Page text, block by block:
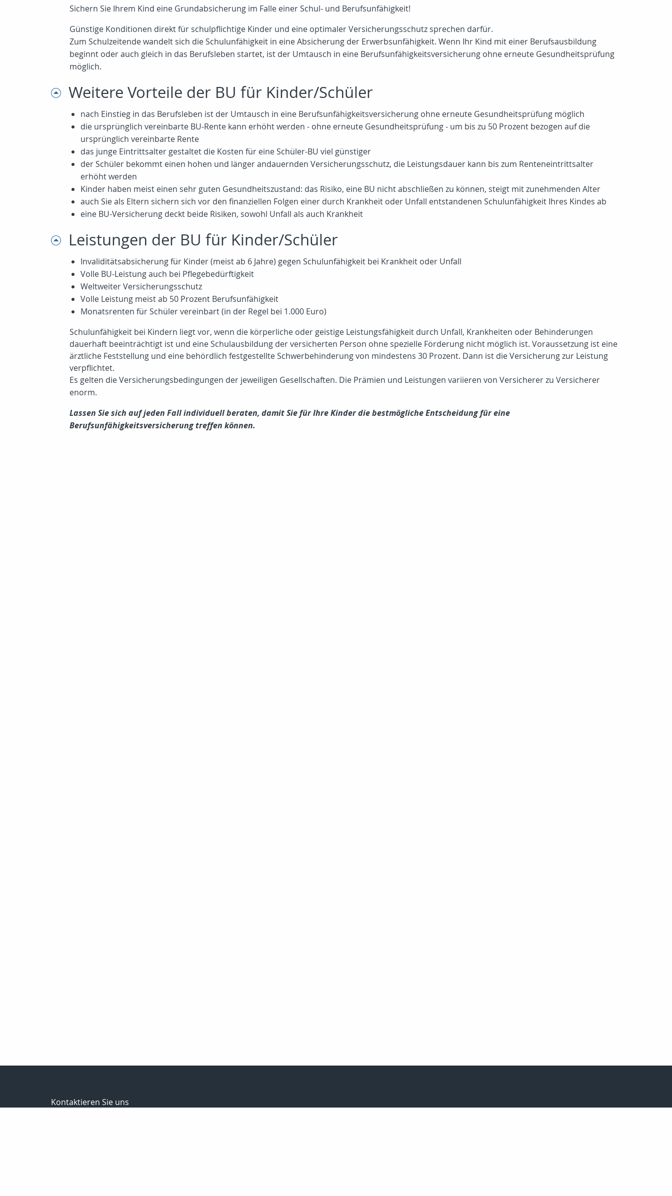
Sichern Sie Ihrem Kind eine Grundabsicherung im Falle einer Schul- und Berufsunfähigkeit!
Günstige Konditionen direkt für schulpflichtige Kinder und eine optimaler Versicherungsschutz sprechen darfür.
Zum Schulzeitende wandelt sich die Schulunfähigkeit in eine Absicherung der Erwerbsunfähigkeit. Wenn Ihr Kind mit einer Berufsausbildung
beginnt oder auch gleich in das Berufsleben startet, ist der Umtausch in eine Berufsunfähigkeitsversicherung ohne erneute Gesundheitsprüfung
möglich.
Weitere Vorteile der BU für Kinder/Schüler
nach Einstieg in das Berufsleben ist der Umtausch in eine Berufsunfähigkeitsversicherung ohne erneute Gesundheitsprüfung möglich
die ursprünglich vereinbarte BU-Rente kann erhöht werden - ohne erneute Gesundheitsprüfung - um bis zu 50 Prozent bezogen auf die
ursprünglich vereinbarte Rente
das junge Eintrittsalter gestaltet die Kosten für eine Schüler-BU viel günstiger
der Schüler bekommt einen hohen und länger andauernden Versicherungsschutz, die Leistungsdauer kann bis zum Renteneintrittsalter
erhöht werden
Kinder haben meist einen sehr guten Gesundheitszustand: das Risiko, eine BU nicht abschließen zu können, steigt mit zunehmenden Alter
auch Sie als Eltern sichern sich vor den finanziellen Folgen einer durch Krankheit oder Unfall entstandenen Schulunfähigkeit Ihres Kindes ab
eine BU-Versicherung deckt beide Risiken, sowohl Unfall als auch Krankheit
Leistungen der BU für Kinder/Schüler
Invaliditätsabsicherung für Kinder (meist ab 6 Jahre) gegen Schulunfähigkeit bei Krankheit oder Unfall
Volle BU-Leistung auch bei Pflegebedürftigkeit
Weltweiter Versicherungsschutz
Volle Leistung meist ab 50 Prozent Berufsunfähigkeit
Monatsrenten für Schüler vereinbart (in der Regel bei 1.000 Euro)
Schulunfähigkeit bei Kindern liegt vor, wenn die körperliche oder geistige Leistungsfähigkeit durch Unfall, Krankheiten oder Behinderungen
dauerhaft beeinträchtigt ist und eine Schulausbildung der versicherten Person ohne spezielle Förderung nicht möglich ist. Voraussetzung ist eine
ärztliche Feststellung und eine behördlich festgestellte Schwerbehinderung von mindestens 30 Prozent. Dann ist die Versicherung zur Leistung
verpflichtet.
Es gelten die Versicherungsbedingungen der jeweiligen Gesellschaften. Die Prämien und Leistungen variieren von Versicherer zu Versicherer
enorm.
Lassen Sie sich auf jeden Fall individuell beraten, damit Sie für Ihre Kinder die bestmögliche Entscheidung für eine
Berufsunfähigkeitsversicherung treffen können.
Kontaktieren Sie uns